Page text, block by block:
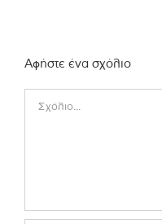
Αφήστε ένα σχόλιο